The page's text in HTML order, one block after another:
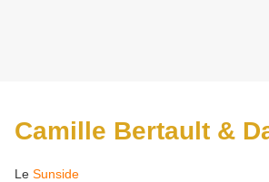
Camille Bertault &
Le Sunside